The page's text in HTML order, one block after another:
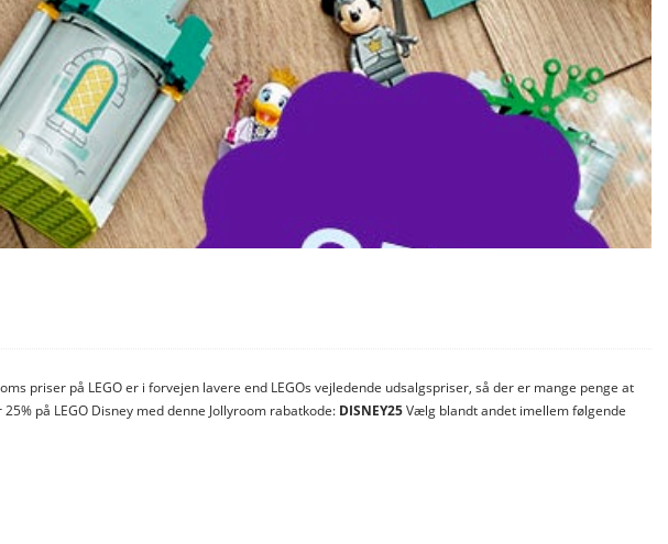
priser på LEGO er i forvejen lavere end LEGOs vejledende udsalgspriser, så der er mange penge at
på LEGO Disney med denne Jollyroom rabatkode: DISNEY25Vælg blandt andet imellem følgende